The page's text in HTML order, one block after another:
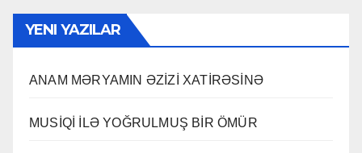
YENI YAZILAR
ANAM MƏRYAMIN ƏZİZİ XATİRƏSİNƏ
MUSİQİ İLƏ YOĞRULMUŞ BİR ÖMÜR